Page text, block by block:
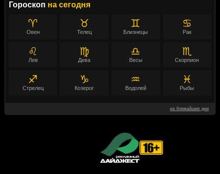
Гороскоп на сегодня
♈
Овен
♉
Телец
♊
Близнецы
♋
Рак
♌
Лев
♍
Дева
♎
Весы
♏
Скорпион
♐
Стрелец
♑
Козерог
♒
Водолей
♓
Рыбы
на ближайшие дни